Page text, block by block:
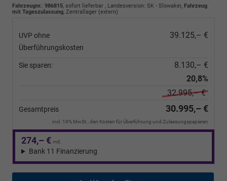
Fahrzeugnr.: 986815, sofort lieferbar , Landesversion: SK - Slowakei, Fahrzeug
mit Tageszulassung, Zentrallager (extern)
UVP ohne
Überführungskosten
39.125,– €
Sie sparen:
8.130,– €
20,8%
32.995,– €
Gesamtpreis 30.995,– €
incl. 19% MwSt., den Kosten für Überführung und Zulassungspapieren
274,– € mtl.
Bank 11 Finanzierung